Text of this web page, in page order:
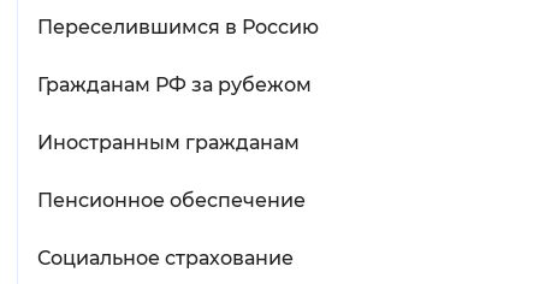
Переселившимся в Россию
Гражданам РФ за рубежом
Иностранным гражданам
Пенсионное обеспечение
Социальное страхование